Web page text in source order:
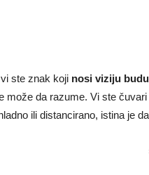
ste znak koji nosi viziju
može da razume. Vi ste
ili distancirano, istina je